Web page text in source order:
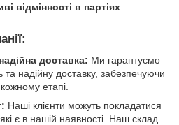
відмінності в партіях
доставка: Ми гарантуємо
надійну доставку, забезпечуючи
етапі.
Наші клієнти можуть покладатися
є в нашій наявності. Наш склад